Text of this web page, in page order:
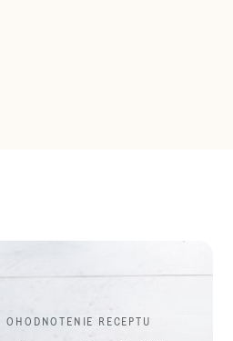
OHODNOTENIE RECEPTU